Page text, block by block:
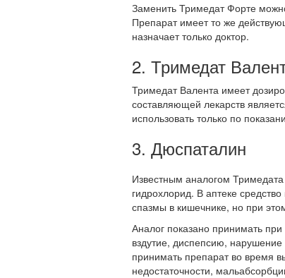
Заменить Тримедат Форте
Препарат имеет то же
назначает только доктор.
2. Тримедат
Тримедат Валента имеет
составляющей лекарств
использовать только по
3. Дюспаталин
Известным аналогом
гидрохлорид. В аптеке
спазмы в кишечнике, но при
Аналог показано принимать
вздутие, диспепсию,
принимать препарат во время
недостаточности,